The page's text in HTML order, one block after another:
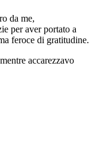
da me,
per aver portato a
feroce di gratitudine.
accarezzavo